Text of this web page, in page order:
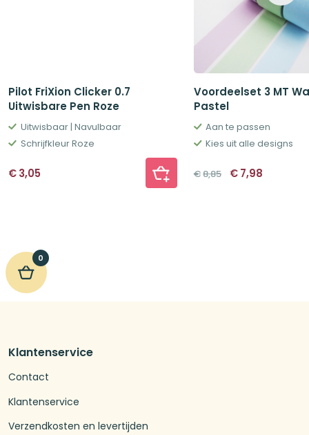
Pilot FriXion Clicker 0.7
Uitwisbare Pen Roze
Uitwisbaar | Navulbaar
Schrijfkleur Roze
€3,05
Voordeelset 3 MT
Pastel
Aan te passen
Kies uit alle designs
€8,85 prijs
€7,98
0
Klantenservice
Contact
Klantenservice
Verzendkosten en levertijden